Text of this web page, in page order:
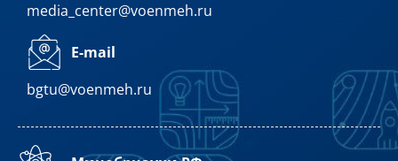
media_center@voenmeh.ru
E-mail
bgtu@voenmeh.ru